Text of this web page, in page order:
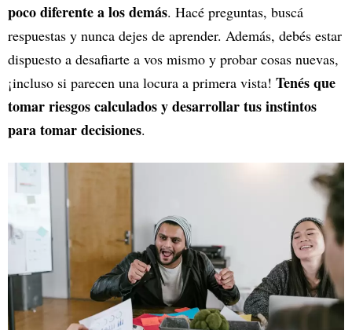
poco diferente a los demás. Hacé preguntas, buscá
respuestas y nunca dejes de aprender. Además, debés estar
dispuesto a desafiarte a vos mismo y probar cosas nuevas,
¡incluso si parecen una locura a primera vista! Tenés que
tomar riesgos calculados y desarrollar tus instintos
para tomar decisiones.